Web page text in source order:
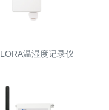
LORA温湿度记录仪